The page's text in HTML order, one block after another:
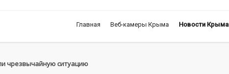
Главная Веб-камеры Крыма Новости Крыма
чрезвычайную ситуацию